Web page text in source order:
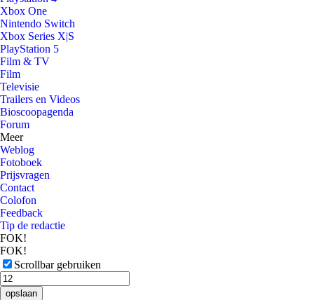
Xbox One
Nintendo Switch
Xbox Series X|S
PlayStation 5
Film & TV
Film
Televisie
Trailers en Videos
Bioscoopagenda
Forum
Meer
Weblog
Fotoboek
Prijsvragen
Contact
Colofon
Feedback
Tip de redactie
FOK!
FOK!
Scrollbar gebruiken
opslaan